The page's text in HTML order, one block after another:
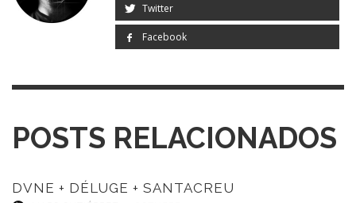
Twitter
Facebook
POSTS RELACIONADOS
DVNE + DÉLUGE + SANTACREU